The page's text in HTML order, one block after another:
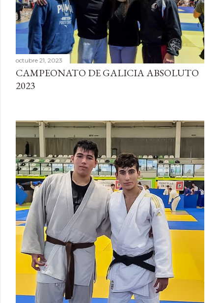
d
a
s
octubre 21, 2023
CAMPEONATO DE GALICIA ABSOLUTO
2023